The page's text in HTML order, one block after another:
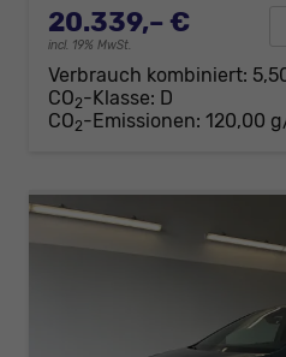
20.339,– €
incl. 19% MwSt.
Verbrauch kombiniert:
CO2-Klasse: D
CO2-Emissionen: 120,00